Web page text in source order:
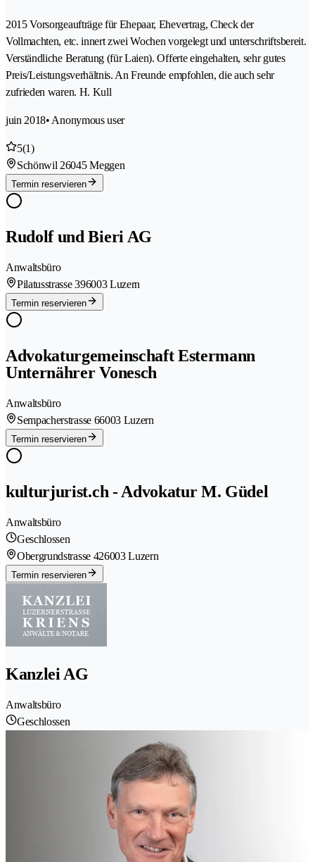
2015 Vorsorgeaufträge für Ehepaar, Ehevertrag, Check der
Vollmachten, etc. innert zwei Wochen vorgelegt und unterschriftsbereit.
Verständliche Beratung (für Laien). Offerte eingehalten, sehr gutes
Preis/Leistungsverhältnis. An Freunde empfohlen, die auch sehr
zufrieden waren. H. Kull
juin 2018• Anonymous user
5(1)
Schönwil 26045 Meggen
Termin reservieren
Rudolf und Bieri AG
Anwaltsbüro
Pilatusstrasse 396003 Luzern
Termin reservieren
Advokaturgemeinschaft Estermann
Unternährer Vonesch
Anwaltsbüro
Sempacherstrasse 66003 Luzern
Termin reservieren
kulturjurist.ch - Advokatur M. Güdel
Anwaltsbüro
Geschlossen
Obergrundstrasse 426003 Luzern
Termin reservieren
Kanzlei AG
Anwaltsbüro
Geschlossen